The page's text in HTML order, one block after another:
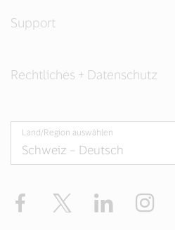
Support
Rechtliches + Datenschutz
Land/Region auswählen
Facebook Twitter LinkedIn